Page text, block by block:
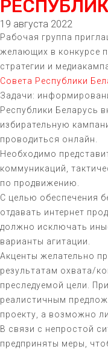
19 августа 2022
Рабочая группа
желающих в конкурсе
стратегии и
Совета Республики
Задачи:
Республики Беларусь
избирательную
проводиться онлайн.
Необходимо
коммуникаций,
по продвижению.
С целью обеспечения
отдавать интернет
должно исключать
варианты агитации.
Акценты желательно
результатам охвата/
преследуемой цели.
реалистичным
проекту, а возможно
В связи с непростой
предприняты меры,